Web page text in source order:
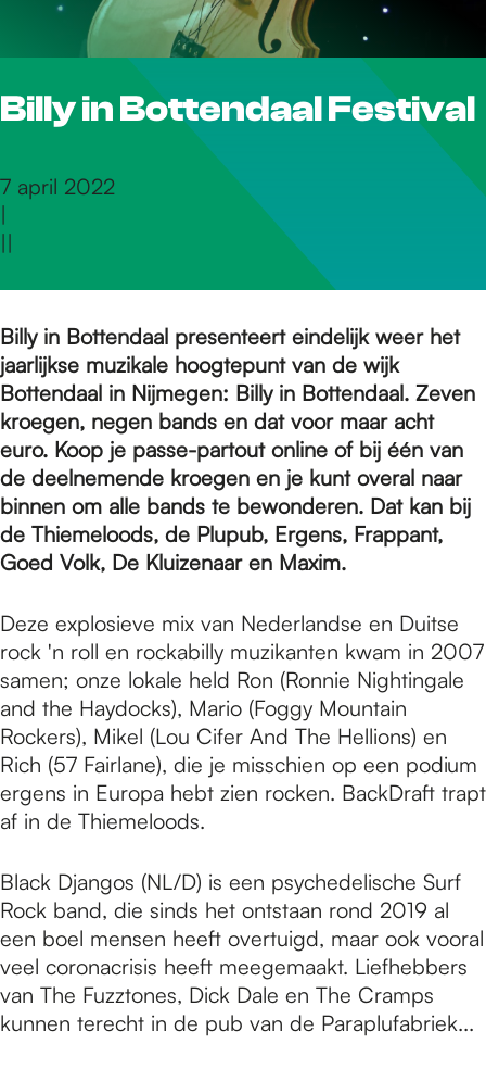
r
d
e
h
o
m
e
p
a
g
e
Billy in Bottendaal Festival
7 april 2022
|
||
Billy in Bottendaal presenteert eindelijk weer het
jaarlijkse muzikale hoogtepunt van de wijk
Bottendaal in Nijmegen: Billy in Bottendaal. Zeven
kroegen, negen bands en dat voor maar acht
euro. Koop je passe-partout online of bij één van
de deelnemende kroegen en je kunt overal naar
binnen om alle bands te bewonderen. Dat kan bij
de Thiemeloods, de Plupub, Ergens, Frappant,
Goed Volk, De Kluizenaar en Maxim.
Deze explosieve mix van Nederlandse en Duitse
rock 'n roll en rockabilly muzikanten kwam in 2007
samen; onze lokale held Ron (Ronnie Nightingale
and the Haydocks), Mario (Foggy Mountain
Rockers), Mikel (Lou Cifer And The Hellions) en
Rich (57 Fairlane), die je misschien op een podium
ergens in Europa hebt zien rocken. BackDraft trapt
af in de Thiemeloods.
Black Djangos (NL/D) is een psychedelische Surf
Rock band, die sinds het ontstaan rond 2019 al
een boel mensen heeft overtuigd, maar ook vooral
veel coronacrisis heeft meegemaakt. Liefhebbers
van The Fuzztones, Dick Dale en The Cramps
kunnen terecht in de pub van de Paraplufabriek...